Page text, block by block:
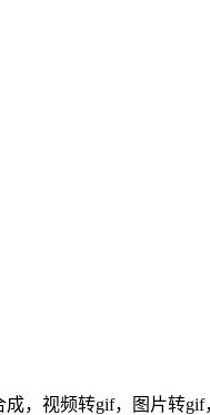
，视频转gif，图片转